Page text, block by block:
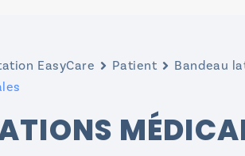
EasyCare Patient
Bandeau